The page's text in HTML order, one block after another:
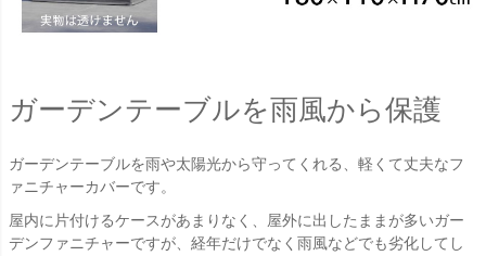
ガーデンテーブルを雨風から保護
ガーデンテーブルを雨や太陽光から守ってくれる、軽くて丈夫なフ
ァニチャーカバーです。
屋内に片付けるケースがあまりなく、屋外に出したままが多いガー
デンファニチャーですが、経年だけでなく雨風などでも劣化してし